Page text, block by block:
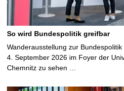
So wird Bundespolitik greifbar
Wanderausstellung zur
4. September 2026 im Foyer der
Chemnitz zu sehen …